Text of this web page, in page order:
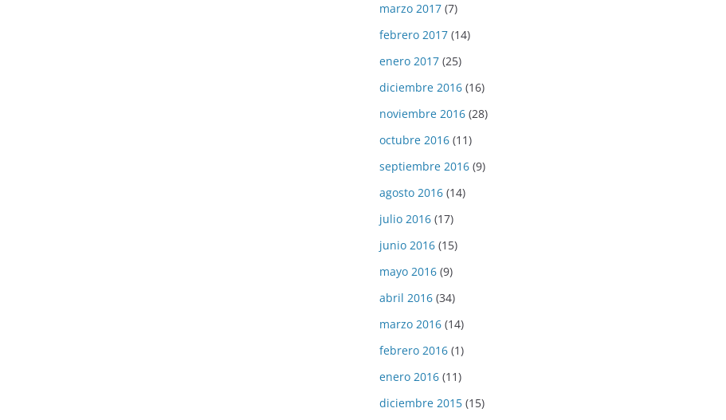
marzo 2017 (7)
febrero 2017 (14)
enero 2017 (25)
diciembre 2016 (16)
noviembre 2016 (28)
octubre 2016 (11)
septiembre 2016 (9)
agosto 2016 (14)
julio 2016 (17)
junio 2016 (15)
mayo 2016 (9)
abril 2016 (34)
marzo 2016 (14)
febrero 2016 (1)
enero 2016 (11)
diciembre 2015 (15)